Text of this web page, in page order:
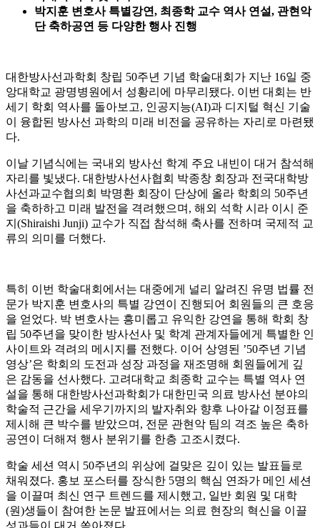
박지훈 변호사 특별강연, 최종학 교수 역사 연설, 관현악
단 축하공연 등 다양한 행사 진행
대한방사선과학회 창립 50주년 기념 학술대회가 지난 16일 중
앙대학교 광명병원에서 성황리에 마무리됐다. 이번 대회는 반
세기 학회 역사를 돌아보고, 인공지능(AI)과 디지털 혁신 기술
이 융합된 방사선 과학의 미래 비전을 공유하는 자리로 마련됐
다.
이날 기념식에는 국내외 방사선 학계 주요 내빈이 대거 참석해
자리를 빛냈다. 대한방사선사협회 박종창 회장과 전국대학방
사선과교수협의회 박명환 회장이 단상에 올라 학회의 50주년
을 축하하고 미래 발전을 격려했으며, 해외 석학 시라 이시 준
지(Shiraishi Junji) 교수가 직접 참석해 축사를 전하며 국제적 교
류의 의미를 더했다.
특히 이번 학술대회에서는 대중에게 널리 알려진 유명 법률 전
문가 박지훈 변호사의 특별 강연이 진행되어 회원들의 큰 호응
을 얻었다. 박 변호사는 흥미롭고 유익한 강연을 통해 학회 창
립 50주년을 맞이한 방사선사 및 학계 관계자들에게 특별한 인
사이트와 격려의 메시지를 전했다. 이어 상영된 ’50주년 기념
영상’은 학회의 도전과 성장 과정을 재조명해 회원들에게 깊
은 감동을 선사했다. 고려대학교 최종학 교수는 특별 역사 연
설을 통해 대한방사선과학회가 대한민국 의료 방사선 분야의
학술적 근간을 세우기까지의 발자취와 향후 나아갈 이정표를
제시해 큰 박수를 받았으며, 전문 관현악 팀의 격조 높은 축하
공연이 더해져 행사 분위기를 한층 고조시켰다.
학술 세션 역시 50주년의 위상에 걸맞은 깊이 있는 발표들로
채워졌다. 홍보 포스터를 장식한 5명의 핵심 연좌가 메인 세션
을 이끌며 최신 연구 트렌드를 제시했고, 일반 회원 및 대학
(원)생들이 참여한 논문 발표에서는 의료 현장의 혁신을 이끌